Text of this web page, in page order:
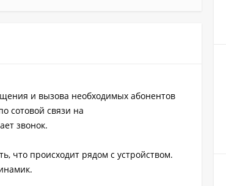
и вызова необходимых абонентов
сотовой связи на
звонок.
что происходит рядом с устройством.